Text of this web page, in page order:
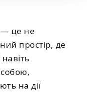
— це не
простір, де
на дії